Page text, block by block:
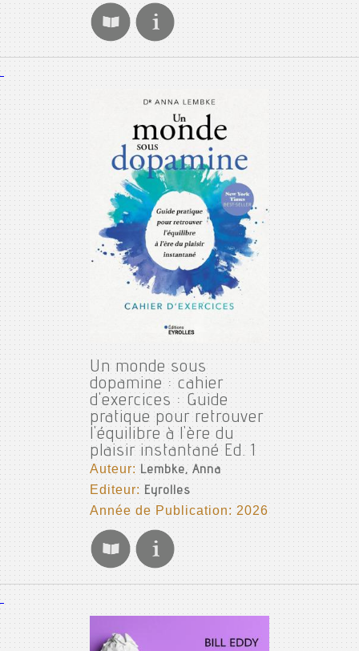
Un monde sous
dopamine : cahier
d'exercices : Guide
pratique pour retrouver
l'équilibre à l'ère du
plaisir instantané Ed. 1
Auteur:Lembke, Anna
Editeur: Eyrolles
Année de Publication: 2026